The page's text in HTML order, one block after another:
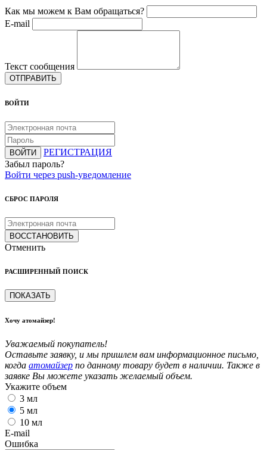
Как мы можем к Вам обращаться?
E-mail
Текст сообщения
ОТПРАВИТЬ
ВОЙТИ
ВОЙТИ
РЕГИСТРАЦИЯ
Забыл пароль?
Войти через push-уведомление
СБРОС ПАРОЛЯ
ВОССТАНОВИТЬ
Отменить
РАСШИРЕННЫЙ ПОИСК
ПОКАЗАТЬ
Хочу атомайзер!
Уважаемый покупатель!
Оставьте заявку, и мы пришлем вам информационное письмо,
когда атомайзер по данному товару будет в наличии. Также в
заявке Вы можете указать желаемый объем.
Укажите объем
3 мл
5 мл
10 мл
E-mail
Ошибка